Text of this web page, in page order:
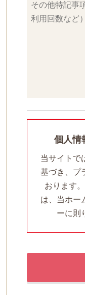
個人情
当サイトで
基づき、プ
おります。
は、当ホー
ーに則